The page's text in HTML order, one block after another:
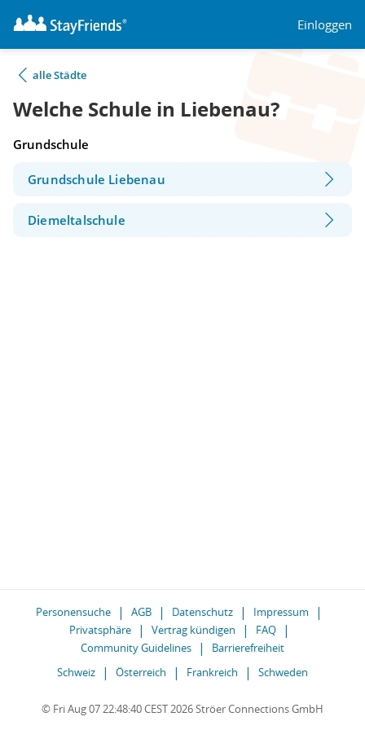
Einloggen
alle Städte
Welche Schule in Liebenau?
Grundschule
Grundschule Liebenau
Diemeltalschule
Personensuche AGB Datenschutz
Impressum
Privatsphäre
Vertrag kündigen
FAQ
Community Guidelines
Barrierefreiheit
Schweiz
Österreich Frankreich Schweden
© Fri Aug 07 22:48:40 CEST 2026 Ströer Connections GmbH